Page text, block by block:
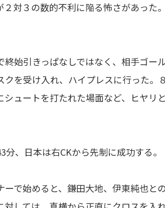
２対３の数的不利に陥る怖さがあった
始引きっぱなしではなく、相手ゴー
クを受け入れ、ハイプレスに行った
シュートを打たれた場面など、ヒヤリ
、日本は右CKから先制に成功する。
で始めると、鎌田大地、伊東純也と